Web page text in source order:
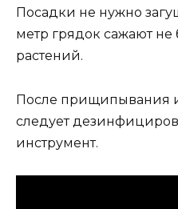
Посадки не нужно
метр грядок сажают
растений.
После прищипывания
следует
инструмент.